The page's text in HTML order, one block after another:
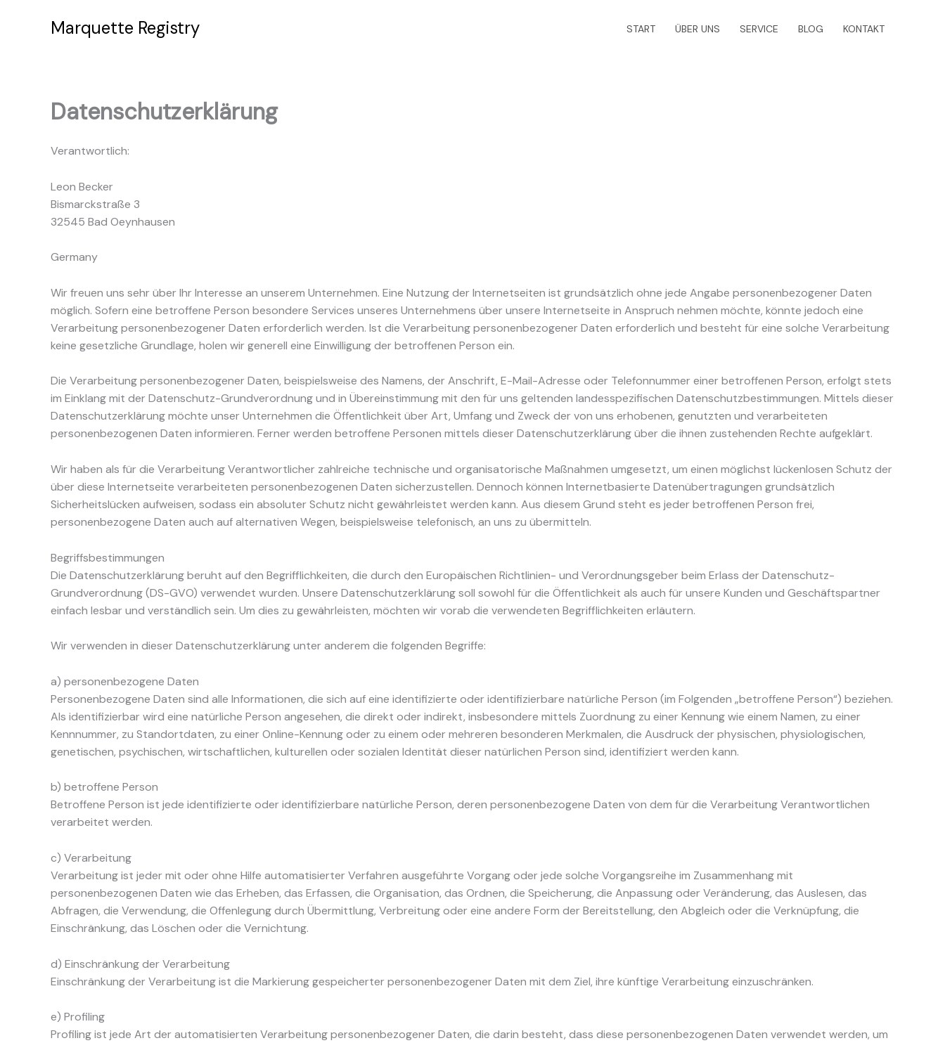
Marquette Registry START ÜBER UNS SERVICE BLOG KONTAKT
Datenschutzerklärung
Verantwortlich:
Leon Becker
Bismarckstraße 3
32545 Bad Oeynhausen
Germany
Wir freuen uns sehr über Ihr Interesse an unserem Unternehmen. Eine Nutzung der Internetseiten ist grundsätzlich ohne jede Angabe personenbezogener Daten
möglich. Sofern eine betroffene Person besondere Services unseres Unternehmens über unsere Internetseite in Anspruch nehmen möchte, könnte jedoch eine
Verarbeitung personenbezogener Daten erforderlich werden. Ist die Verarbeitung personenbezogener Daten erforderlich und besteht für eine solche Verarbeitung
keine gesetzliche Grundlage, holen wir generell eine Einwilligung der betroffenen Person ein.
Die Verarbeitung personenbezogener Daten, beispielsweise des Namens, der Anschrift, E-Mail-Adresse oder Telefonnummer einer betroffenen Person, erfolgt stets
im Einklang mit der Datenschutz-Grundverordnung und in Übereinstimmung mit den für uns geltenden landesspezifischen Datenschutzbestimmungen. Mittels dieser
Datenschutzerklärung möchte unser Unternehmen die Öffentlichkeit über Art, Umfang und Zweck der von uns erhobenen, genutzten und verarbeiteten
personenbezogenen Daten informieren. Ferner werden betroffene Personen mittels dieser Datenschutzerklärung über die ihnen zustehenden Rechte aufgeklärt.
Wir haben als für die Verarbeitung Verantwortlicher zahlreiche technische und organisatorische Maßnahmen umgesetzt, um einen möglichst lückenlosen Schutz der
über diese Internetseite verarbeiteten personenbezogenen Daten sicherzustellen. Dennoch können Internetbasierte Datenübertragungen grundsätzlich
Sicherheitslücken aufweisen, sodass ein absoluter Schutz nicht gewährleistet werden kann. Aus diesem Grund steht es jeder betroffenen Person frei,
personenbezogene Daten auch auf alternativen Wegen, beispielsweise telefonisch, an uns zu übermitteln.
Begriffsbestimmungen
Die Datenschutzerklärung beruht auf den Begrifflichkeiten, die durch den Europäischen Richtlinien- und Verordnungsgeber beim Erlass der Datenschutz-
Grundverordnung (DS-GVO) verwendet wurden. Unsere Datenschutzerklärung soll sowohl für die Öffentlichkeit als auch für unsere Kunden und Geschäftspartner
einfach lesbar und verständlich sein. Um dies zu gewährleisten, möchten wir vorab die verwendeten Begrifflichkeiten erläutern.
Wir verwenden in dieser Datenschutzerklärung unter anderem die folgenden Begriffe:
a) personenbezogene Daten
Personenbezogene Daten sind alle Informationen, die sich auf eine identifizierte oder identifizierbare natürliche Person (im Folgenden „betroffene Person“) beziehen.
Als identifizierbar wird eine natürliche Person angesehen, die direkt oder indirekt, insbesondere mittels Zuordnung zu einer Kennung wie einem Namen, zu einer
Kennnummer, zu Standortdaten, zu einer Online-Kennung oder zu einem oder mehreren besonderen Merkmalen, die Ausdruck der physischen, physiologischen,
genetischen, psychischen, wirtschaftlichen, kulturellen oder sozialen Identität dieser natürlichen Person sind, identifiziert werden kann.
b) betroffene Person
Betroffene Person ist jede identifizierte oder identifizierbare natürliche Person, deren personenbezogene Daten von dem für die Verarbeitung Verantwortlichen
verarbeitet werden.
c) Verarbeitung
Verarbeitung ist jeder mit oder ohne Hilfe automatisierter Verfahren ausgeführte Vorgang oder jede solche Vorgangsreihe im Zusammenhang mit
personenbezogenen Daten wie das Erheben, das Erfassen, die Organisation, das Ordnen, die Speicherung, die Anpassung oder Veränderung, das Auslesen, das
Abfragen, die Verwendung, die Offenlegung durch Übermittlung, Verbreitung oder eine andere Form der Bereitstellung, den Abgleich oder die Verknüpfung, die
Einschränkung, das Löschen oder die Vernichtung.
d) Einschränkung der Verarbeitung
Einschränkung der Verarbeitung ist die Markierung gespeicherter personenbezogener Daten mit dem Ziel, ihre künftige Verarbeitung einzuschränken.
e) Profiling
Profiling ist jede Art der automatisierten Verarbeitung personenbezogener Daten, die darin besteht, dass diese personenbezogenen Daten verwendet werden, um